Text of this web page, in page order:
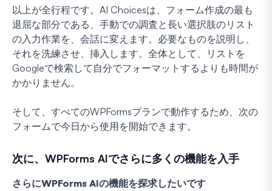
以上が全行程です。AI Choicesは、フォーム作成の最も
退屈な部分である、手動での調査と長い選択肢のリスト
の入力作業を、会話に変えます。必要なものを説明し、
それを洗練させ、挿入します。全体として、リストを
Googleで検索して自分でフォーマットするよりも時間が
かかりません。
そして、すべてのWPFormsプランで動作するため、次の
フォームで今日から使用を開始できます。
次に、WPForms AIでさらに多くの機能を入手
さらにWPForms AIの機能を探求したいです